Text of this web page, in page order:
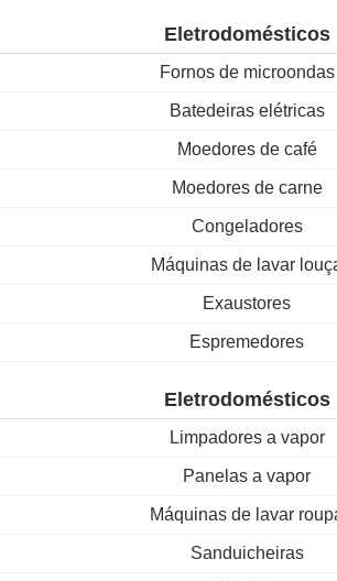
Eletrodomésticos
Fornos de microondas
Batedeiras elétricas
Moedores de café
Moedores de carne
Congeladores
Máquinas de lavar
Exaustores
Espremedores
Eletrodomésticos
Limpadores a vapor
Panelas a vapor
Máquinas de lavar
Sanduicheiras